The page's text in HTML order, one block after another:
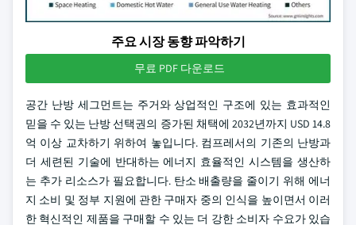
주요 시장 동향 파악하기
무료 PDF 다운로드
공간 난방 세그먼트는 주거와 상업적인 구조에 있는 효과적인
믿을 수 있는 난방 선택권의 증가된 채택에 2032년까지 USD 14.8
억 이상 교차하기 위하여 놓입니다. 컴프레서의 기존의 난방과
더 세련된 기술에 반대하는 에너지 효율적인 시스템을 생산하
는 추가 리소스가 필요합니다. 탄소 배출량을 줄이기 위해 에너
지 소비 및 정부 지원에 관한 구매자 중의 인식을 높이면서 이러
한 혁신적인 제품을 구매할 수 있는 더 강한 소비자 수요가 있습